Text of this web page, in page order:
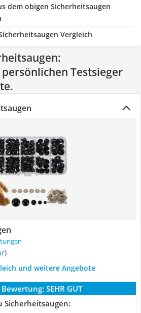
dem obigen Sicherheitsaugen
Vergleich
Testsieger
)
und weitere Angebote
Bewertung: SEHR GUT
Sicherheitsaugen: